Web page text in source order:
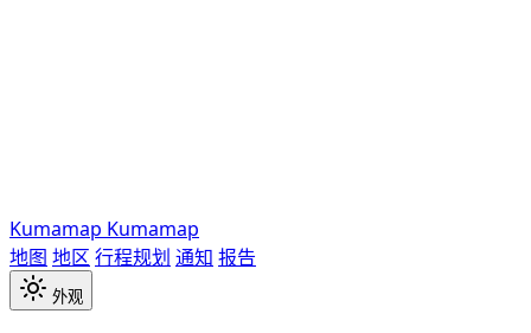
Kumamap Kumamap
地图 地区 行程规划 通知 报告
外观